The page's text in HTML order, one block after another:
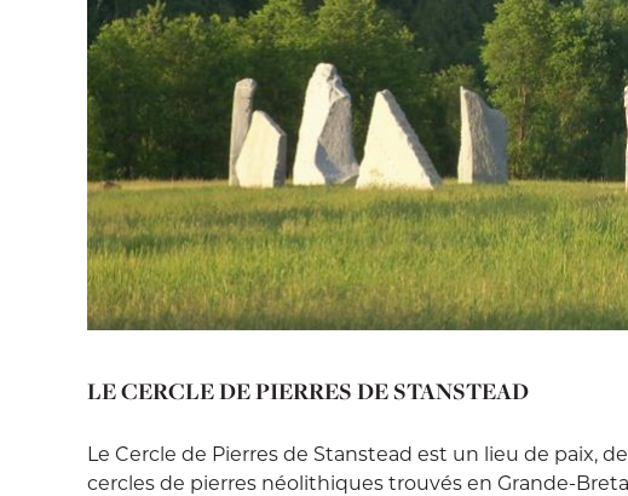
LE CERCLE DE PIERRES DE STANSTEAD
Le Cercle de Pierres de Stanstead est un lieu de paix,
cercles de pierres néolithiques trouvés en Grande-